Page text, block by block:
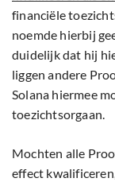
financiële
noemde hierbij
duidelijk dat hij
liggen andere
Solana hiermee
toezichtsorgaan.
Mochten alle
effect